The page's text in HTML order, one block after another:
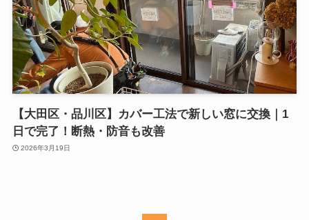
【大田区・品川区】カバー工法で新しい窓に交換｜1
日で完了！断熱・防音も改善
2026年3月19日